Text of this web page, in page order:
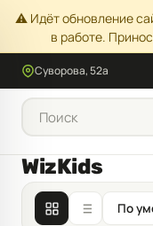
⚠️ Идёт обновление
в работе.
Суворова, 52а
WizKids